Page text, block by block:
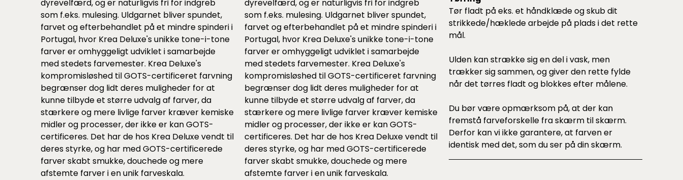
dyrevelfærd, og er naturligvis fri for indgreb
som f.eks. mulesing. Uldgarnet bliver spundet,
farvet og efterbehandlet på et mindre spinderi i
Portugal, hvor Krea Deluxe's unikke tone-i-tone
farver er omhyggeligt udviklet i samarbejde
med stedets farvemester. Krea Deluxe's
kompromisløshed til GOTS-certificeret farvning
begrænser dog lidt deres muligheder for at
kunne tilbyde et større udvalg af farver, da
stærkere og mere livlige farver kræver kemiske
midler og processer, der ikke er kan GOTS-
certificeres. Det har de hos Krea Deluxe vendt til
deres styrke, og har med GOTS-certificerede
farver skabt smukke, douchede og mere
afstemte farver i en unik farveskala.
dyrevelfærd, og er naturligvis fri for indgreb
som f.eks. mulesing. Uldgarnet bliver spundet,
farvet og efterbehandlet på et mindre spinderi i
Portugal, hvor Krea Deluxe's unikke tone-i-tone
farver er omhyggeligt udviklet i samarbejde
med stedets farvemester. Krea Deluxe's
kompromisløshed til GOTS-certificeret farvning
begrænser dog lidt deres muligheder for at
kunne tilbyde et større udvalg af farver, da
stærkere og mere livlige farver kræver kemiske
midler og processer, der ikke er kan GOTS-
certificeres. Det har de hos Krea Deluxe vendt til
deres styrke, og har med GOTS-certificerede
farver skabt smukke, douchede og mere
afstemte farver i en unik farveskala.
Tør fladt på eks. et håndklæde og skub dit
strikkede/hæklede arbejde på plads i det rette
mål.
Ulden kan strække sig en del i vask, men
trækker sig sammen, og giver den rette fylde
når det tørres fladt og blokkes efter målene.
Du bør være opmærksom på, at der kan
fremstå farveforskelle fra skærm til skærm.
Derfor kan vi ikke garantere, at farven er
identisk med det, som du ser på din skærm.